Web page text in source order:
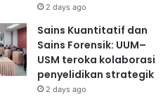
2 days ago
Sains Kuantitatif dan
Sains Forensik: UUM–
USM teroka kolaborasi
penyelidikan strategik
2 days ago